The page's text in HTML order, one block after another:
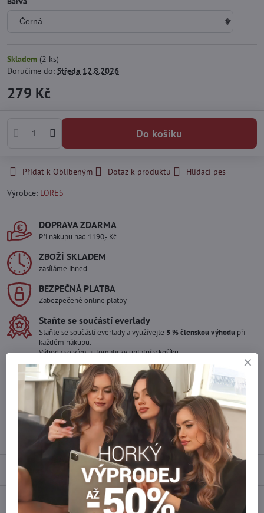
Skladem (2 ks)
Doručíme do: Středa 12.8.2026
279 Kč
Do košíku
Přidat k Oblíbeným Dotaz k produktu
Hlídací pes
Výrobce: LORES
DOPRAVA ZDARMA
Při nákupu nad 1190,- Kč
ZBOŽÍ SKLADEM
zasíláme ihned
BEZPEČNÁ PLATBA
Zabezpečené online platby
Staňte se součástí everlady
Staňte se součástí everlady a využívejte 5 % členskou výhodu při
každém nákupu.
Výhoda se vám automaticky uplatní v košíku.
Máte zájem o více kusů ?
Kontaktujte nás na mail, zboží pro Vás doskladníme!
info​@everlady​.eu
Popis
Recenze 0